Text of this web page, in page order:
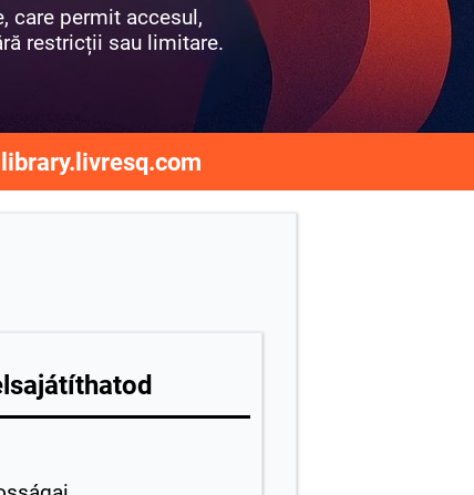
care permit accesul,
restricții sau limitare.
library.livresq.com